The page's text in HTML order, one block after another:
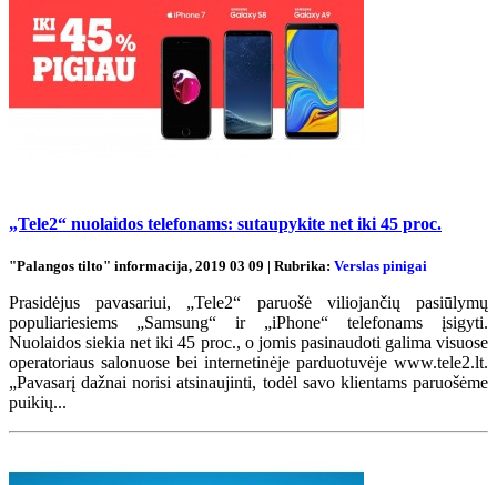
„Tele2“ nuolaidos telefonams: sutaupykite net iki 45 proc.
"Palangos tilto" informacija, 2019 03 09 | Rubrika: Verslas pinigai
Prasidėjus pavasariui, „Tele2“ paruošė viliojančių pasiūlymų
populiariesiems „Samsung“ ir „iPhone“ telefonams įsigyti.
Nuolaidos siekia net iki 45 proc., o jomis pasinaudoti galima visuose
operatoriaus salonuose bei internetinėje parduotuvėje www.tele2.lt.
„Pavasarį dažnai norisi atsinaujinti, todėl savo klientams paruošėme
puikių...